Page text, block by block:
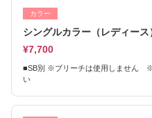
カラー
シングルカラー（レディース
¥7,700
■SB別 ※ブリーチは使用しません ※
い